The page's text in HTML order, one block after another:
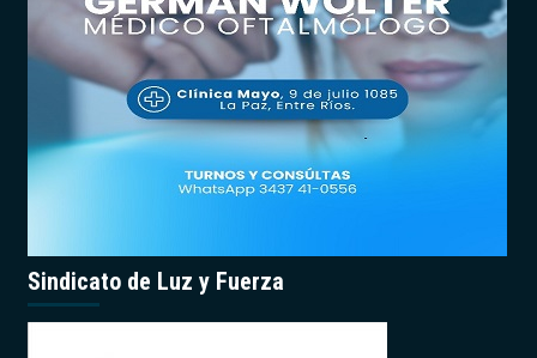
Sindicato de Luz y Fuerza